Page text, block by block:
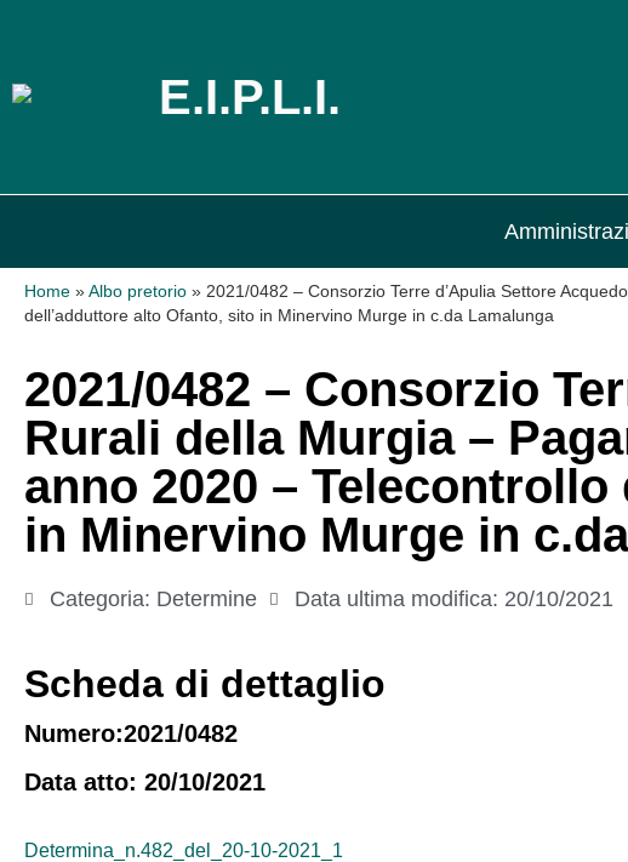
E.I.P.L.I.
Home » Albo pretorio » 2021/0482 – Consorzio Terre d’Apulia Settore
dell’adduttore alto Ofanto, sito in Minervino Murge in c.da Lamalunga
2021/0482 – Consorzio
Rurali della Murgia –
anno 2020 –
in Minervino Murge in
Categoria: Determine Data ultima modifica: 20/10/2021
Scheda di dettaglio
Numero:2021/0482
Data atto: 20/10/2021
Determina_n.482_del_20-10-2021_1